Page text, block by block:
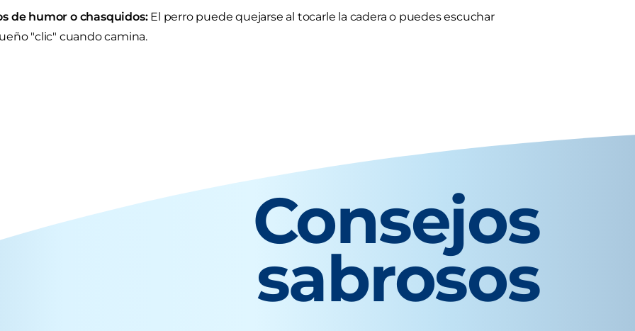
de humor o chasquidos:El perro puede quejarse al tocarle la cadera o puedes escuchar
"clic" cuando camina.
Consejos
sabrosos